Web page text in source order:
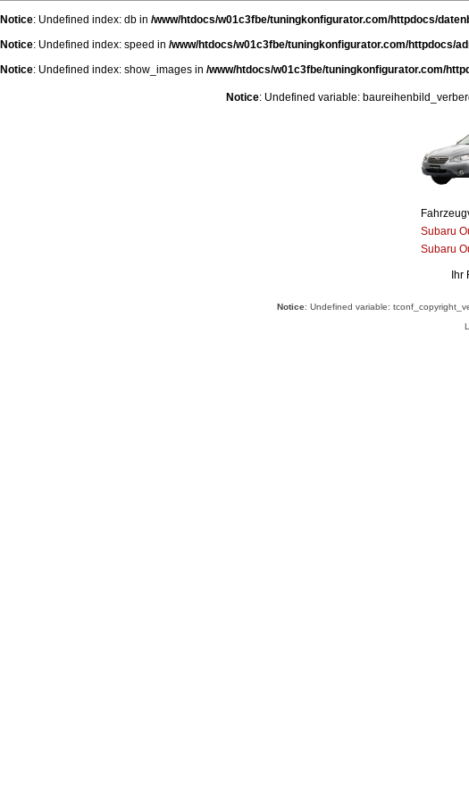
Notice: Undefined index: db in /www/htdocs/w01c3fbe/tuningkonfigurator.com/httpdocs/
Notice: Undefined index: speed in /www/htdocs/w01c3fbe/tuningkonfigurator.com/httpdocs/
Notice: Undefined index: show_images in /www/htdocs/w01c3fbe/tuningkonfigurator.com/
Notice: Undefined variable:
Subaru
Subaru
Notice: Undefined variable: